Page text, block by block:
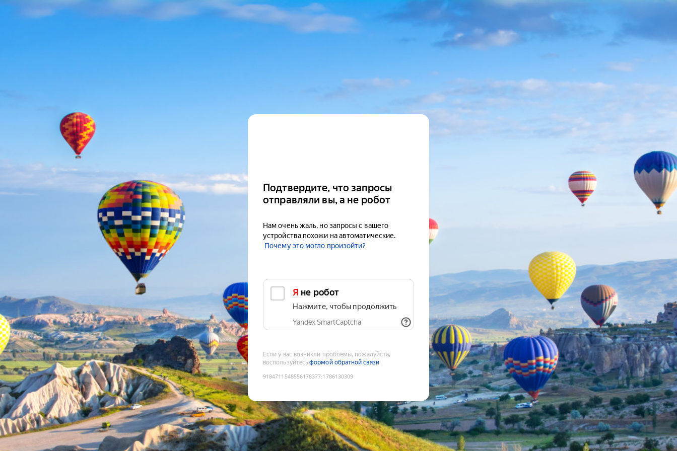
Подтвердите, что запросы
отправляли вы, а не робот
Нам очень жаль, но запросы с вашего
устройства похожи на автоматические.
Почему это могло произойти?
Я не робот
Нажмите, чтобы продолжить
Yandex SmartCaptcha
Если у вас возникли проблемы, пожалуйста,
воспользуйтесьформой обратной связи
9184711548556178377:1786130309